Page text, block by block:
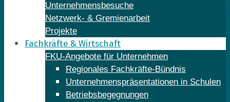
Unternehmensbesuche
Netzwerk- & Gremienarbeit
Projekte
Fachkräfte & Wirtschaft
FKU-Angebote für Unternehmen
Regionales Fachkräfte-Bündnis
Unternehmenspräsentationen in Schulen
Betriebsbegegnungen